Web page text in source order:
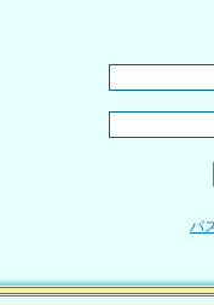
パ